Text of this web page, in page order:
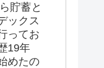
貯蓄と
ックス
ってお
19年
めたの